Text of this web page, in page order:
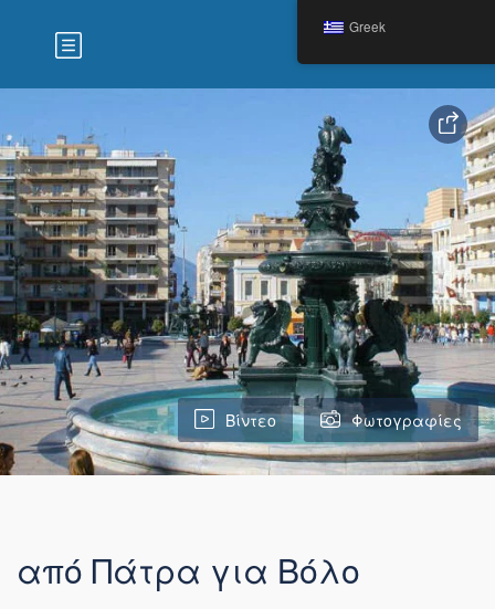
Βίντεο Φωτογραφίες
από Πάτρα για Βόλο
Greek